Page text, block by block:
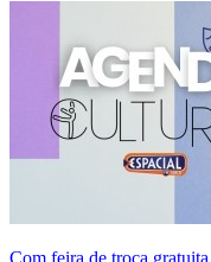
Com feira de troca